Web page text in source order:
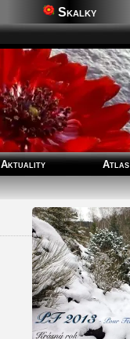
Skalky
Aktuality Atlas